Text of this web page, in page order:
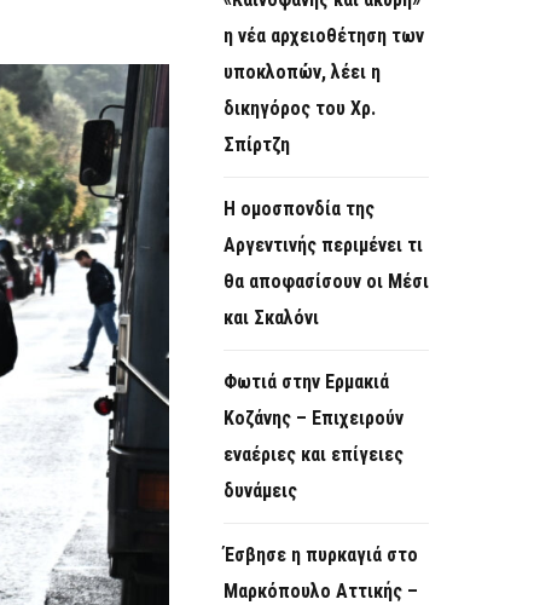
η νέα αρχειοθέτηση των
υποκλοπών, λέει η
δικηγόρος του Χρ.
Σπίρτζη
Η ομοσπονδία της
Αργεντινής περιμένει τι
θα αποφασίσουν οι Μέσι
και Σκαλόνι
Φωτιά στην Ερμακιά
Κοζάνης – Επιχειρούν
εναέριες και επίγειες
δυνάμεις
Έσβησε η πυρκαγιά στο
Μαρκόπουλο Αττικής –